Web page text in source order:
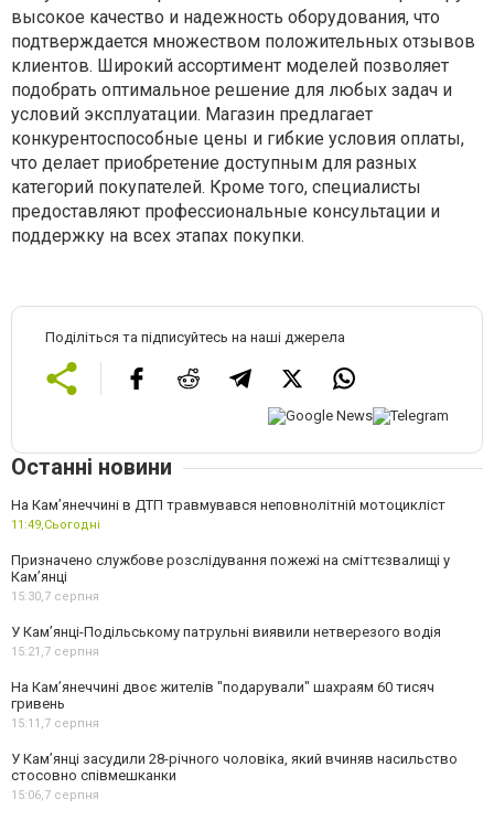
высокое качество и надежность оборудования, что
подтверждается множеством положительных отзывов
клиентов. Широкий ассортимент моделей позволяет
подобрать оптимальное решение для любых задач и
условий эксплуатации. Магазин предлагает
конкурентоспособные цены и гибкие условия оплаты,
что делает приобретение доступным для разных
категорий покупателей. Кроме того, специалисты
предоставляют профессиональные консультации и
поддержку на всех этапах покупки.
Поділіться та підписуйтесь на наші джерела
Останні новини
На Кам’янеччині в ДТП травмувався неповнолітній мотоцикліст
11:49,Сьогодні
Призначено службове розслідування пожежі на сміттєзвалищі у
Кам’янці
15:30,7 серпня
У Кам’янці-Подільському патрульні виявили нетверезого водія
15:21,7 серпня
На Камʼянеччині двоє жителів "подарували" шахраям 60 тисяч
гривень
15:11,7 серпня
У Камʼянці засудили 28-річного чоловіка, який вчиняв насильство
стосовно співмешканки
15:06,7 серпня